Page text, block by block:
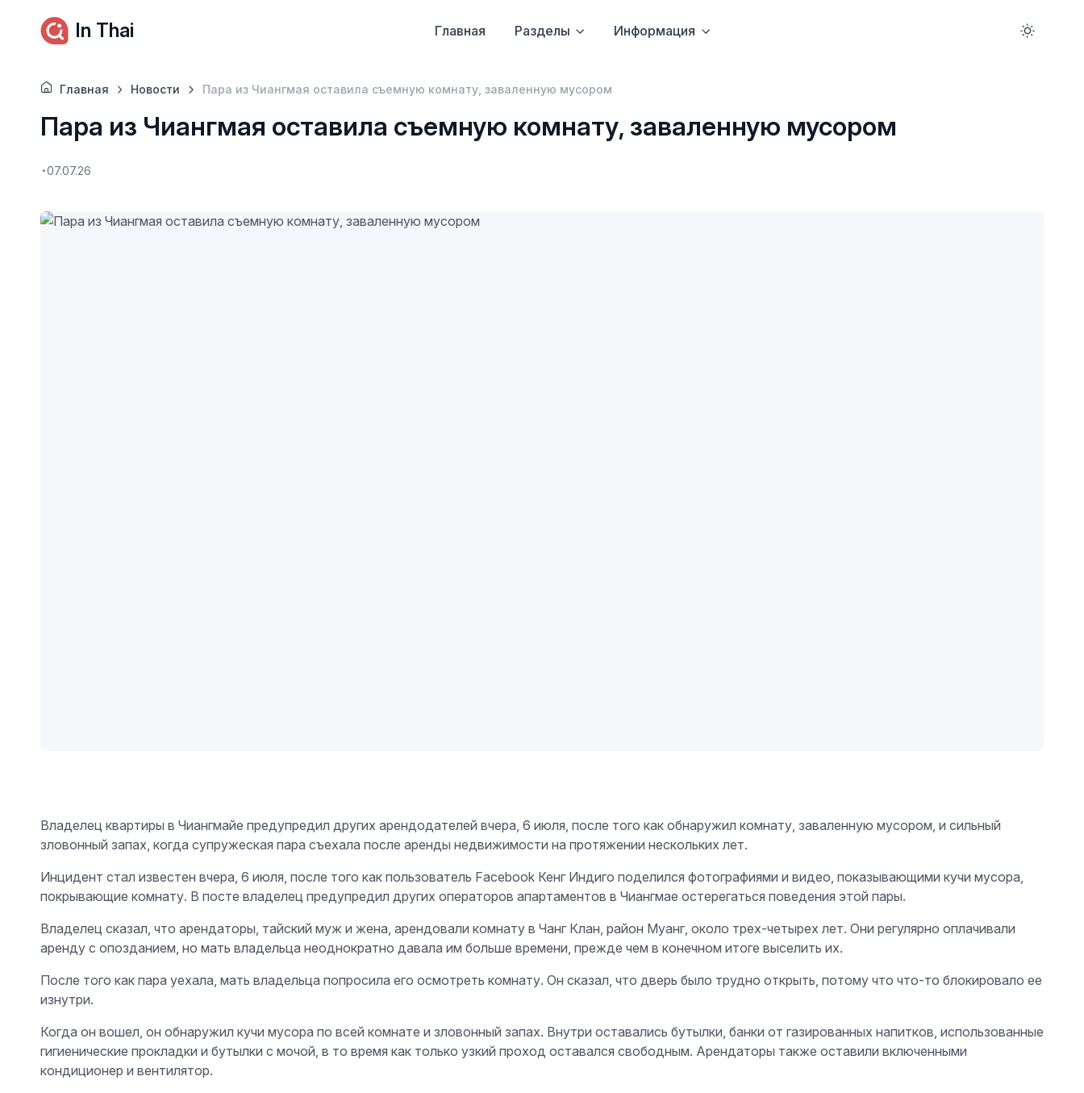
In Thai Главная Разделы Информация
Главная Новости Пара из Чиангмая оставила съемную комнату, заваленную мусором
Пара из Чиангмая оставила съемную комнату, заваленную мусором
07.07.26
Владелец квартиры в Чиангмайе предупредил других арендодателей вчера, 6 июля, после того как обнаружил комнату, заваленную мусором, и сильный
зловонный запах, когда супружеская пара съехала после аренды недвижимости на протяжении нескольких лет.
Инцидент стал известен вчера, 6 июля, после того как пользователь Facebook Кенг Индиго поделился фотографиями и видео, показывающими кучи мусора,
покрывающие комнату. В посте владелец предупредил других операторов апартаментов в Чиангмае остерегаться поведения этой пары.
Владелец сказал, что арендаторы, тайский муж и жена, арендовали комнату в Чанг Клан, район Муанг, около трех-четырех лет. Они регулярно оплачивали
аренду с опозданием, но мать владельца неоднократно давала им больше времени, прежде чем в конечном итоге выселить их.
После того как пара уехала, мать владельца попросила его осмотреть комнату. Он сказал, что дверь было трудно открыть, потому что что-то блокировало ее
изнутри.
Когда он вошел, он обнаружил кучи мусора по всей комнате и зловонный запах. Внутри оставались бутылки, банки от газированных напитков, использованные
гигиенические прокладки и бутылки с мочой, в то время как только узкий проход оставался свободным. Арендаторы также оставили включенными
кондиционер и вентилятор.